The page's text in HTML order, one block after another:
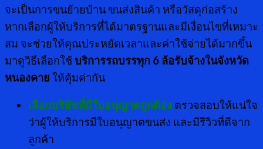
จะเป็นการขนย้ายบ้าน ขนส่งสินค้า หรือวัสดุก่อสร้าง
หากเลือกผู้ให้บริการที่ได้มาตรฐานและมีเงื่อนไขที่เหมาะ
สม จะช่วยให้คุณประหยัดเวลาและค่าใช้จ่ายได้มากขึ้น
มาดูวิธีเลือกใช้บริการรถบรรทุก 6 ล้อรับจ้างในจังหวัด
หนองคาย ให้คุ้มค่ากัน
เลือกบริษัทที่มีใบอนุญาตถูกต้อง ตรวจสอบให้แน่ใจ
ว่าผู้ให้บริการมีใบอนุญาตขนส่ง และมีรีวิวที่ดีจาก
ลูกค้า